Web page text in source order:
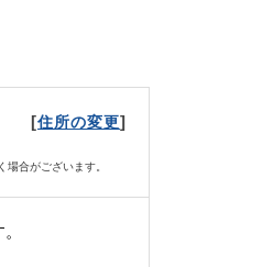
[住所の変更]
合がございます。